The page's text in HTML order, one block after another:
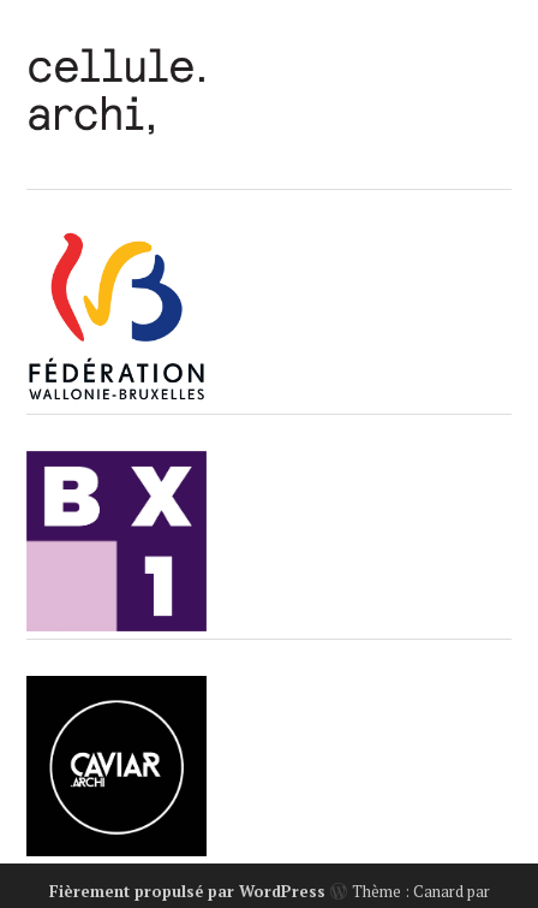
Fièrement propulsé par WordPress
Thème : Canard par